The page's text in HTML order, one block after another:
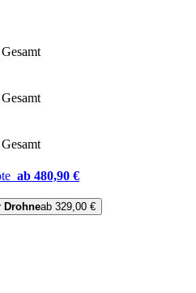
ab 480,90 €
Drohneab 329,00 €